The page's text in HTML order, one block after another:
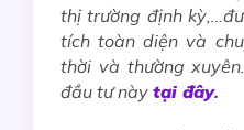
thị trường định
tích toàn diện và
thời và thường
đầu tư này tại đây.